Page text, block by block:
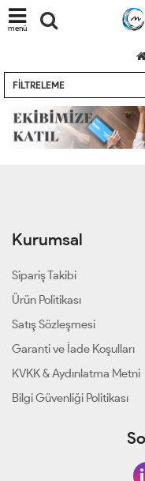
menü
FILTRELEME
Kurumsal
Sipariş Takibi
Ürün Politikası
Satış Sözleşmesi
Garanti ve İade Koşulları
KVKK & Aydınlatma Metni
Bilgi Güvenliği Politikası